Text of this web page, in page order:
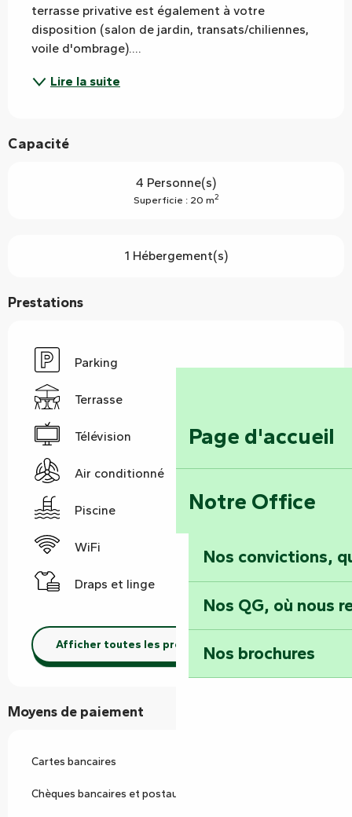
Page d'accueil
Notre Office
Nos convictions,
Nos QG, où nous
Nos brochures
terrasse privative est également à votre
disposition (salon de jardin, transats/chiliennes,
voile d'ombrage)....
Lire la suite
Capacité
4 Personne(s)
Superficie : 20 m2
1 Hébergement(s)
Prestations
Parking
Terrasse
Télévision
Air conditionné
Piscine
WiFi
Draps et linge
Afficher toutes les prestations
Moyens de paiement
Cartes bancaires
Chèques bancaires et postaux